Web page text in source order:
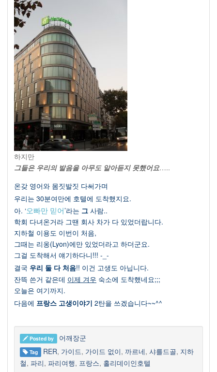
하지만
그들은 우리의 발음을 아무도 알아듣지 못했어요…..
온갖 영어와 몸짓발짓 다써가며
우리는 30분여만에 호텔에 도착했지요.
아. ‘오빠만 믿어’라는 그 사람..
학회 다녀온거라 그땐 회사 차가 다 있었더랍니다.
지하철 이용도 이번이 처음,
그때는 리옹(Lyon)에만 있었더라고 하더군요.
그걸 도착해서 얘기하다니!!! -_-
결국 우리 둘 다 처음!! 이건 고생도 아닙니다.
잔뜩 쓴거 같은데 이제 겨우 숙소에 도착했네요;;;
오늘은 여기까지.
다음에 프랑스 고생이야기 2탄을 쓰겠습니다~~^^
Posted by 어깨장군
Tag RER, 가이드, 가이드 없이, 까르네, 샤를드골, 지하
철, 파리, 파리여행, 프랑스, 홀리데이인호텔